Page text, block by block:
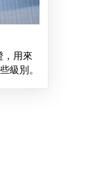
，用來
級別。